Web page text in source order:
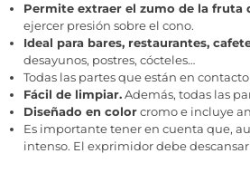
Permite extraer el zumo de la fruta
ejercer presión sobre el cono.
Ideal para bares, restaurantes,
desayunos, postres, cócteles…
Todas las partes que están en
Fácil de limpiar.Además, todas las
Diseñado en colorcromo e incluye
Es importante tener en cuenta que,
intenso. El exprimidor debe